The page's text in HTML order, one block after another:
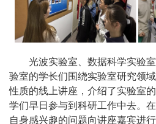
光波实验室、数据科学实验
验室的学长们围绕实验室研究领
性质的线上讲座，介绍了实验室
学们早日参与到科研工作中去。
自身感兴趣的问题向讲座嘉宾进